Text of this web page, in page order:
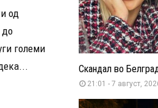
од
до
големи
Скандал во
21:01 - 7 август,